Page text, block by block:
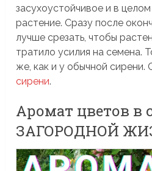
засухоустойчивое и в
растение. Сразу после
лучше срезать, чтобы
тратило усилия на семена.
же, как и у обычной сирени.
сирени.
Аромат цветов в
ЗАГОРОДНОЙ